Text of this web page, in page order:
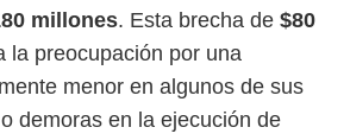
millones. Esta brecha de $80
la preocupación por una
menor en algunos de sus
demoras en la ejecución de